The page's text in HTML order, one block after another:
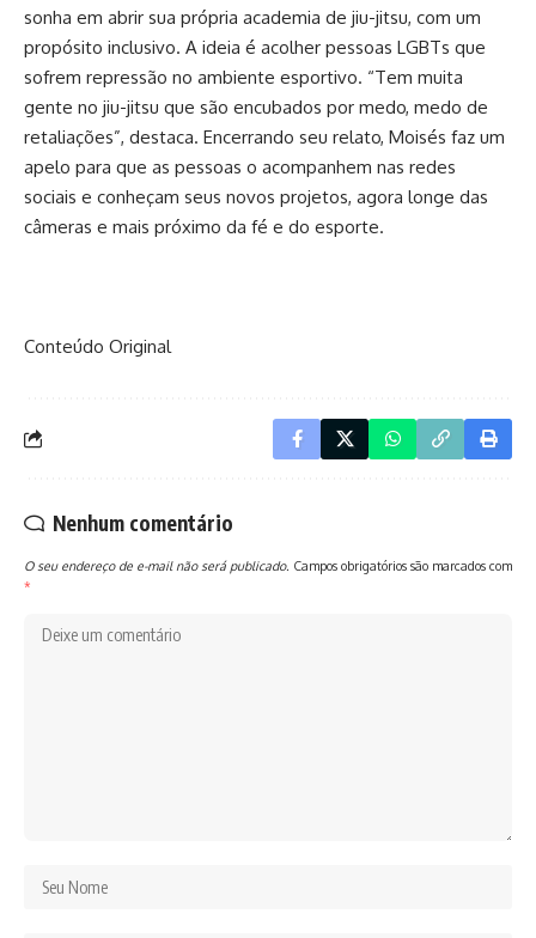
sonha em abrir sua própria academia de jiu-jitsu, com um
propósito inclusivo. A ideia é acolher pessoas LGBTs que
sofrem repressão no ambiente esportivo. “Tem muita
gente no jiu-jitsu que são encubados por medo, medo de
retaliações”, destaca. Encerrando seu relato, Moisés faz um
apelo para que as pessoas o acompanhem nas redes
sociais e conheçam seus novos projetos, agora longe das
câmeras e mais próximo da fé e do esporte.
Conteúdo Original
Nenhum comentário
O seu endereço de e-mail não será publicado. Campos obrigatórios são marcados com
*